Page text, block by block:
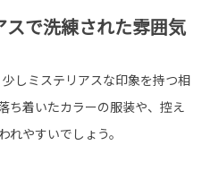
で洗練された雰囲気
しミステリアスな印象を持つ相
ち着いたカラーの服装や、控え
やすいでしょう。